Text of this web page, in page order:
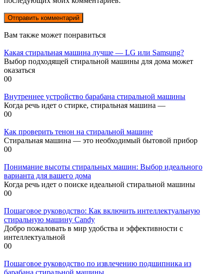
Вам также может понравиться
Какая стиральная машина лучше — LG или Samsung?
Выбор подходящей стиральной машины для дома может
оказаться
00
Внутреннее устройство барабана стиральной машины
Когда речь идет о стирке, стиральная машина —
00
Как проверить тенон на стиральной машине
Стиральная машина — это необходимый бытовой прибор
00
Понимание высоты стиральных машин: Выбор идеального
варианта для вашего дома
Когда речь идет о поиске идеальной стиральной машины
00
Пошаговое руководство: Как включить интеллектуальную
стиральную машину Candy
Добро пожаловать в мир удобства и эффективности с
интеллектуальной
00
Пошаговое руководство по извлечению подшипника из
барабана стиральной машины